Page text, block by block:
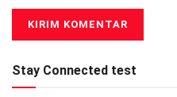
Stay Connected test